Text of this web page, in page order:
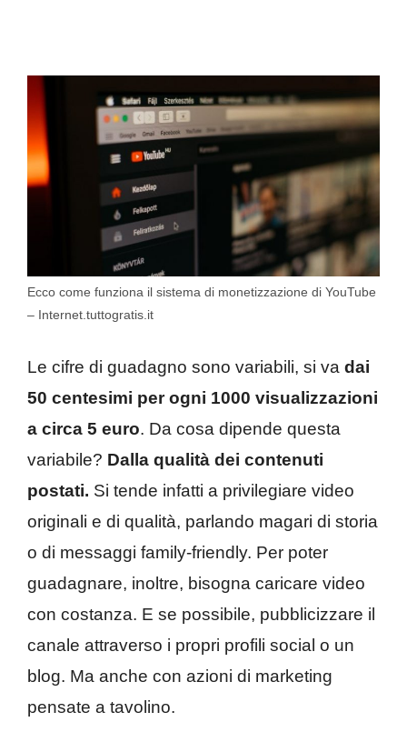
Ecco come funziona il sistema di monetizzazione di YouTube
– Internet.tuttogratis.it
Le cifre di guadagno sono variabili, si va dai
50 centesimi per ogni 1000 visualizzazioni
a circa 5 euro. Da cosa dipende questa
variabile? Dalla qualità dei contenuti
postati. Si tende infatti a privilegiare video
originali e di qualità, parlando magari di storia
o di messaggi family-friendly. Per poter
guadagnare, inoltre, bisogna caricare video
con costanza. E se possibile, pubblicizzare il
canale attraverso i propri profili social o un
blog. Ma anche con azioni di marketing
pensate a tavolino.